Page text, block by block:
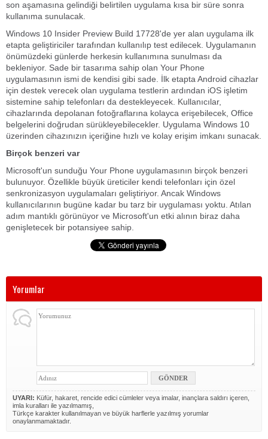
son aşamasına gelindiği belirtilen uygulama kısa bir süre sonra
kullanıma sunulacak.
Windows 10 Insider Preview Build 17728'de yer alan uygulama ilk
etapta geliştiriciler tarafından kullanılıp test edilecek. Uygulamanın
önümüzdeki günlerde herkesin kullanımına sunulması da
bekleniyor. Sade bir tasarıma sahip olan Your Phone
uygulamasının ismi de kendisi gibi sade. İlk etapta Android cihazlar
için destek verecek olan uygulama testlerin ardından iOS işletim
sistemine sahip telefonları da destekleyecek. Kullanıcılar,
cihazlarında depolanan fotoğraflarına kolayca erişebilecek, Office
belgelerini doğrudan sürükleyebilecekler. Uygulama Windows 10
üzerinden cihazınızın içeriğine hızlı ve kolay erişim imkanı sunacak.
Birçok benzeri var
Microsoft'un sunduğu Your Phone uygulamasının birçok benzeri
bulunuyor. Özellikle büyük üreticiler kendi telefonları için özel
senkronizasyon uygulamaları geliştiriyor. Ancak Windows
kullanıcılarının bugüne kadar bu tarz bir uygulaması yoktu. Atılan
adım mantıklı görünüyor ve Microsoft'un etki alının biraz daha
genişletecek bir potansiyee sahip.
Yorumlar
UYARI: Küfür, hakaret, rencide edici cümleler veya imalar, inançlara saldırı içeren,
imla kuralları ile yazılmamış,
Türkçe karakter kullanılmayan ve büyük harflerle yazılmış yorumlar
onaylanmamaktadır.